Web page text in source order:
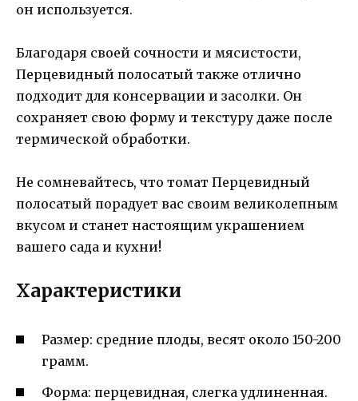
он используется.
Благодаря своей сочности и мясистости,
Перцевидный полосатый также отлично
подходит для консервации и засолки. Он
сохраняет свою форму и текстуру даже после
термической обработки.
Не сомневайтесь, что томат Перцевидный
полосатый порадует вас своим великолепным
вкусом и станет настоящим украшением
вашего сада и кухни!
Характеристики
Размер: средние плоды, весят около 150-200
грамм.
Форма: перцевидная, слегка удлиненная.